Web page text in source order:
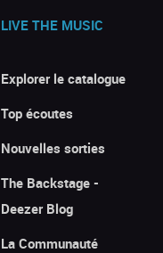
LIVE THE MUSIC
Explorer le catalogue
Top écoutes
Nouvelles sorties
The Backstage -
Deezer Blog
La Communauté